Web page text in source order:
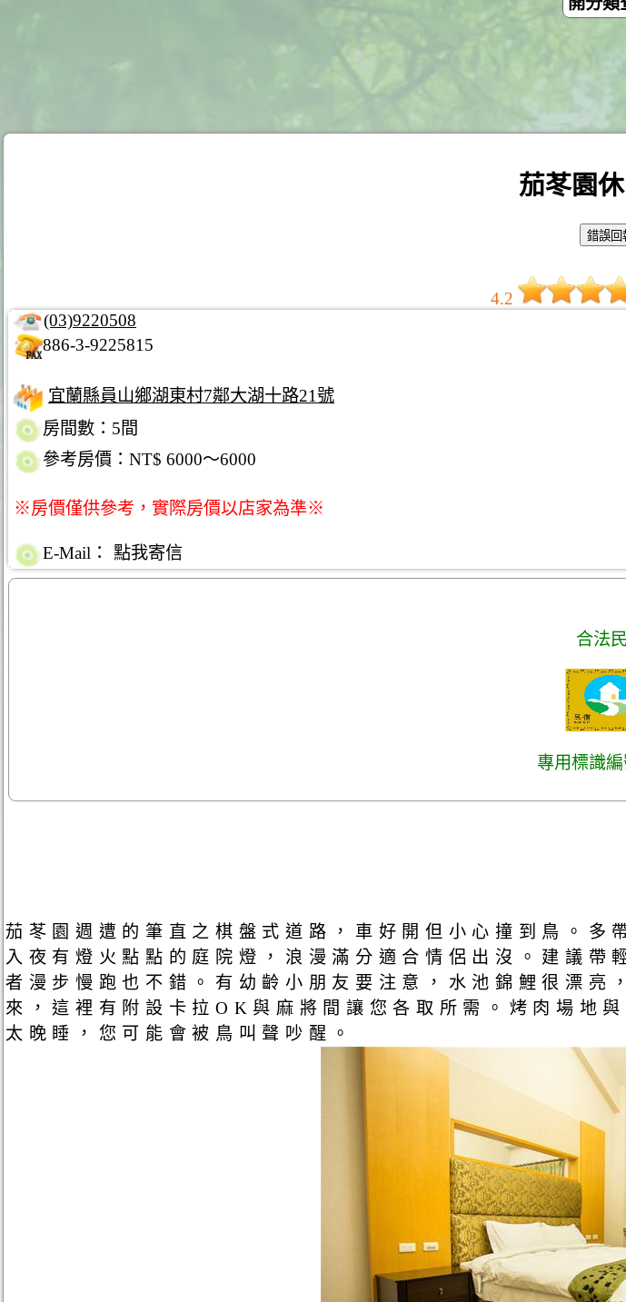
茄苳園
4.2
(03)9220508
886-3-9225815
宜蘭縣員山鄉湖東村7鄰大湖十路21號
房間數：5間
參考房價：NT$ 6000～6000
※房價僅供參考，實際房價以店家為準※
E-Mail： 點我寄信
合法
專用標識
茄苳園週遭的筆直之棋盤式道路，車好開但小心撞到鳥。多
入夜有燈火點點的庭院燈，浪漫滿分適合情侶出沒。建議
者漫步慢跑也不錯。有幼齡小朋友要注意，水池錦鯉很漂亮
來，這裡有附設卡拉OK與麻將間讓您各取所需。烤肉場地
太晚睡，您可能會被鳥叫聲吵醒。